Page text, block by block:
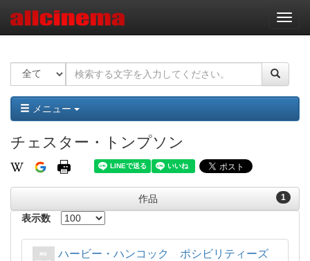
ナ
ビ
ー
ョ
ン
メニュー
チェスター・トンプソン
1
作品
表示数
ハービー・ハンコック ポシビリティーズ